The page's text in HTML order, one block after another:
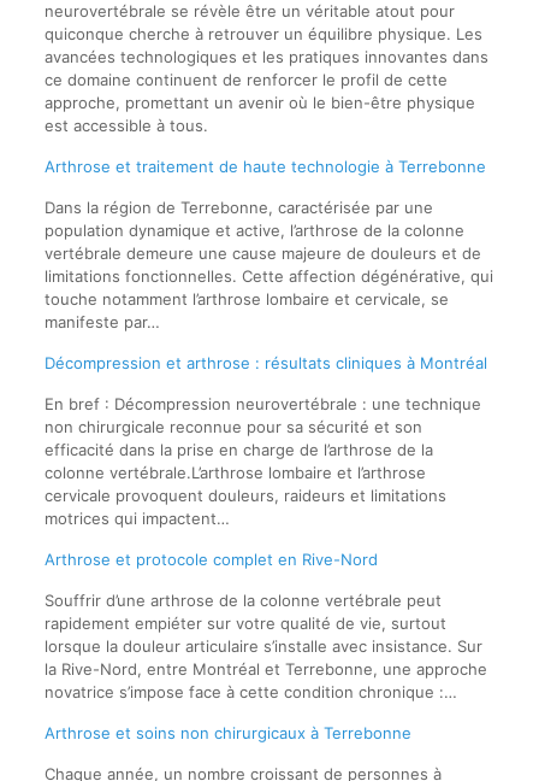
neurovertébrale se révèle être un véritable atout pour
quiconque cherche à retrouver un équilibre physique. Les
avancées technologiques et les pratiques innovantes dans
ce domaine continuent de renforcer le profil de cette
approche, promettant un avenir où le bien-être physique
est accessible à tous.
Arthrose et traitement de haute technologie à Terrebonne
Dans la région de Terrebonne, caractérisée par une
population dynamique et active, l’arthrose de la colonne
vertébrale demeure une cause majeure de douleurs et de
limitations fonctionnelles. Cette affection dégénérative, qui
touche notamment l’arthrose lombaire et cervicale, se
manifeste par…
Décompression et arthrose : résultats cliniques à Montréal
En bref : Décompression neurovertébrale : une technique
non chirurgicale reconnue pour sa sécurité et son
efficacité dans la prise en charge de l’arthrose de la
colonne vertébrale.L’arthrose lombaire et l’arthrose
cervicale provoquent douleurs, raideurs et limitations
motrices qui impactent…
Arthrose et protocole complet en Rive-Nord
Souffrir d’une arthrose de la colonne vertébrale peut
rapidement empiéter sur votre qualité de vie, surtout
lorsque la douleur articulaire s’installe avec insistance. Sur
la Rive-Nord, entre Montréal et Terrebonne, une approche
novatrice s’impose face à cette condition chronique :…
Arthrose et soins non chirurgicaux à Terrebonne
Chaque année, un nombre croissant de personnes à